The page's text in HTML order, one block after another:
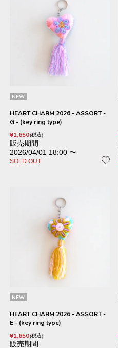
NEW
HEART CHARM 2026 - ASSORT -
G - (key ring type)
¥1,650 税込
販売期間
2026/04/01 18:00 〜
SOLD OUT
NEW
HEART CHARM 2026 - ASSORT -
E - (key ring type)
¥1,650 税込
販売期間